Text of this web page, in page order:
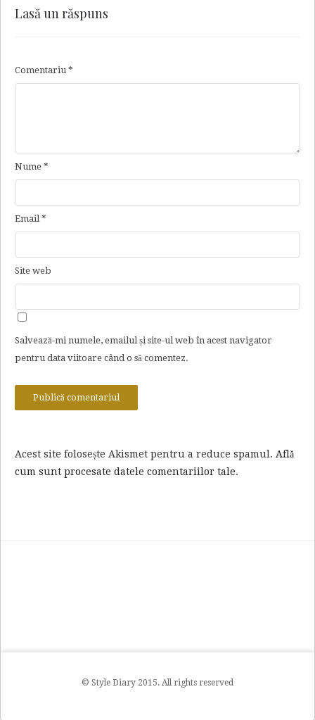
Lasă un răspuns
Comentariu *
Nume *
Email*
Site web
Salvează-mi numele, emailul și site-ul web în acest navigator
pentru data viitoare când o să comentez.
Acest site folosește Akismet pentru a reduce spamul. Află
cum sunt procesate datele comentariilor tale.
© Style Diary 2015. All rights reserved